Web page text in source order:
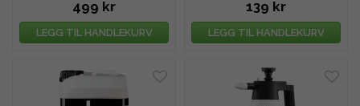
499 kr
LEGG TIL HANDLEKURV
139 kr
LEGG TIL HANDLEKURV